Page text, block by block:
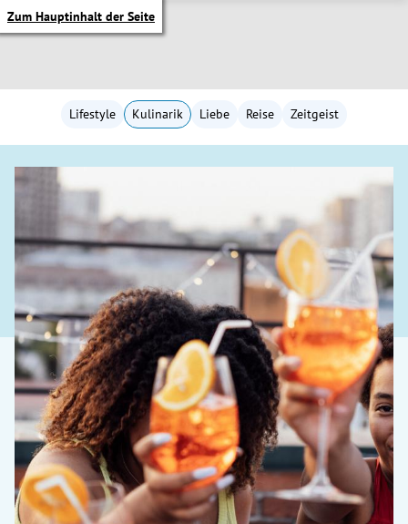
Zum Hauptinhalt der Seite
Untermenü
Untermenü
Untermenü
Untermenü
Lifestyle Kulinarik Liebe Reise Zeitgeist